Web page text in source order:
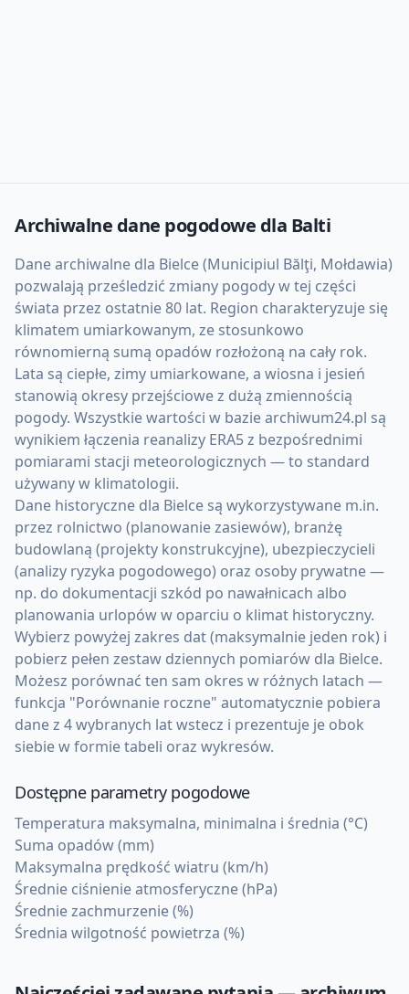
Archiwalne dane pogodowe dla Balti
Dane archiwalne dla Bielce (Municipiul Bălţi, Mołdawia)
pozwalają prześledzić zmiany pogody w tej części
świata przez ostatnie 80 lat. Region charakteryzuje się
klimatem umiarkowanym, ze stosunkowo
równomierną sumą opadów rozłożoną na cały rok.
Lata są ciepłe, zimy umiarkowane, a wiosna i jesień
stanowią okresy przejściowe z dużą zmiennością
pogody. Wszystkie wartości w bazie archiwum24.pl są
wynikiem łączenia reanalizy ERA5 z bezpośrednimi
pomiarami stacji meteorologicznych — to standard
używany w klimatologii.
Dane historyczne dla Bielce są wykorzystywane m.in.
przez rolnictwo (planowanie zasiewów), branżę
budowlaną (projekty konstrukcyjne), ubezpieczycieli
(analizy ryzyka pogodowego) oraz osoby prywatne —
np. do dokumentacji szkód po nawałnicach albo
planowania urlopów w oparciu o klimat historyczny.
Wybierz powyżej zakres dat (maksymalnie jeden rok) i
pobierz pełen zestaw dziennych pomiarów dla Bielce.
Możesz porównać ten sam okres w różnych latach —
funkcja "Porównanie roczne" automatycznie pobiera
dane z 4 wybranych lat wstecz i prezentuje je obok
siebie w formie tabeli oraz wykresów.
Dostępne parametry pogodowe
Temperatura maksymalna, minimalna i średnia (°C)
Suma opadów (mm)
Maksymalna prędkość wiatru (km/h)
Średnie ciśnienie atmosferyczne (hPa)
Średnie zachmurzenie (%)
Średnia wilgotność powietrza (%)